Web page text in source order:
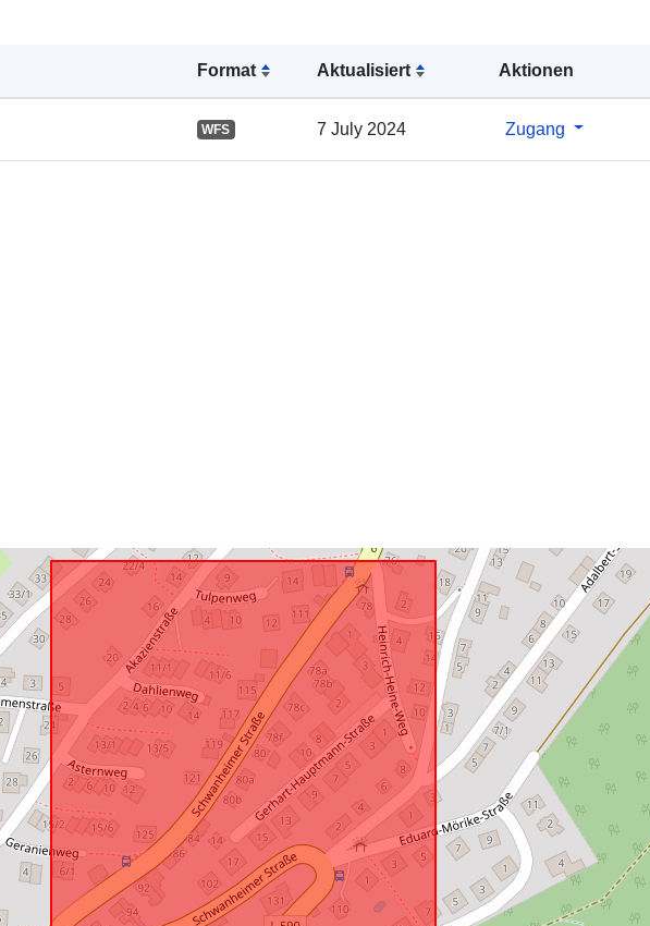
Format Aktualisiert Aktionen
WFS 7 July 2024 Zugang49.4523887 ], [ 8.9802084,
49.4523887 ], [ 8.9802084,